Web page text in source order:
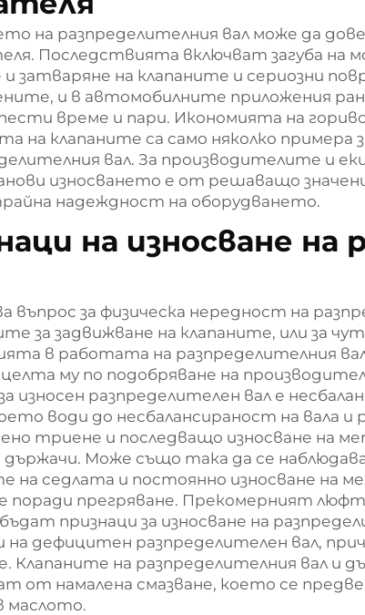
на разпределителния вал може да
Последствията включват загуба на
затваряне на клапаните и сериозни
и в автомобилните приложения
време и пари. Икономията на
на клапаните са само няколко
вал. За производителите и
износването е от решаващо
надеждност на оборудването.
на износване на
въпрос за физическа нередност на
за задвижване на клапаните, или за
в работата на разпределителния
целта му по подобряване на
износен разпределителен вал е
води до несбалансираност на вала и
триене и последващо износване на
Може също така да се наблюдава
на седлата и постоянно износване на
поради прегряване. Прекомерният
признаци за износване на
дефицитен разпределителен вал,
Клапаните на разпределителния вал и
от намалена смазване, което се
маслото.